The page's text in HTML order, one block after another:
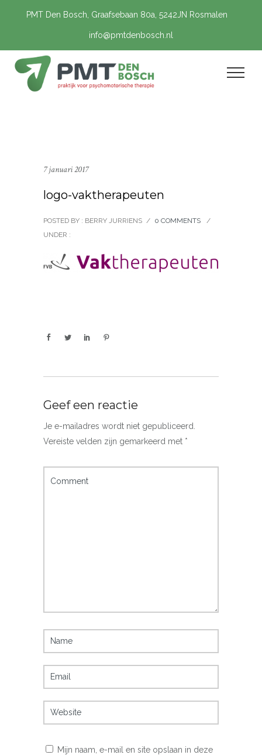
PMT Den Bosch, Graafsebaan 80a, 5242JN Rosmalen
info@pmtdenbosch.nl
7 januari 2017
logo-vaktherapeuten
POSTED BY : BERRY JURRIENS / 0 COMMENTS
/
UNDER :
Geef een reactie
Je e-mailadres wordt niet gepubliceerd.
Vereiste velden zijn gemarkeerd met *
Mijn naam, e-mail en site opslaan in deze